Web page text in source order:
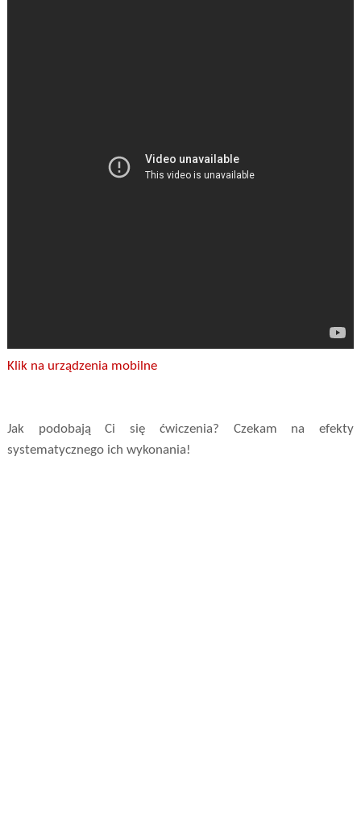
Klik na urządzenia mobilne
Jak podobają Ci się ćwiczenia? Czekam na efekty
systematycznego ich wykonania!